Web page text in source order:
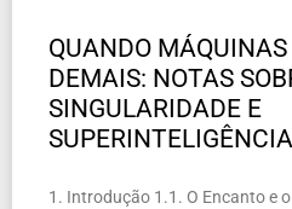
QUANDO
DEMAIS: NOTAS
SINGULARIDADE E
SUPERINTELIGÊNCIA
1. Introdução 1.1. O Encanto e